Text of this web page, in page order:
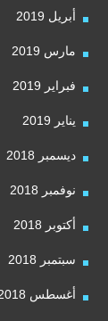
أبريل 2019
مارس 2019
فبراير 2019
يناير 2019
ديسمبر 2018
نوفمبر 2018
أكتوبر 2018
سبتمبر 2018
أغسطس 2018